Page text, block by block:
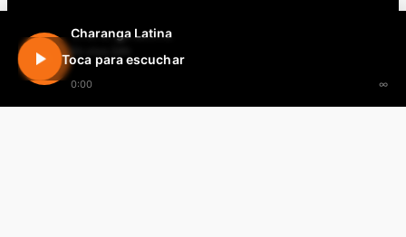
Charanga Latina
En vivo 24h
0:00 ∞
Toca para escuchar